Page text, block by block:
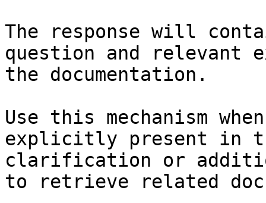
The response will
question and relevant
the documentation.
Use this mechanism
explicitly present in
clarification or